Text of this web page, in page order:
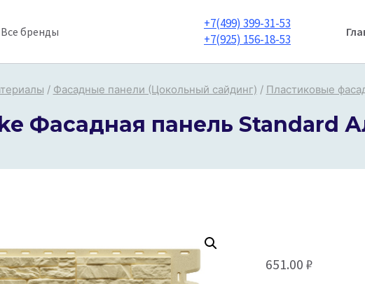
Все бренды
+7(499) 399-31-53
+7(925) 156-18-53
/ Фасадные панели (Цокольный сайдинг) / Пластиковые
Фасадная панель Standard
651.00 ₽